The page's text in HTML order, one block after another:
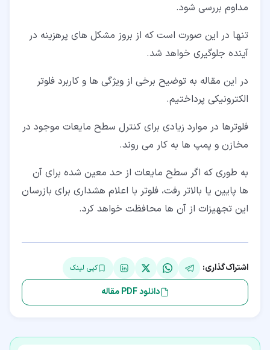
مداوم بررسی شود.
تنها در این صورت است که از بروز مشکل های پرهزینه در
آینده جلوگیری خواهد شد.
در این مقاله به توضیح برخی از ویژگی ها و کاربرد فلوتر
الکترونیکی پرداختیم.
فلوترها در موارد زیادی برای کنترل سطح مایعات موجود در
مخازن و پمپ ها به کار می روند.
به طوری که اگر سطح مایعات از حد معین شده برای آن
ها پایین یا بالاتر رفت، فلوتر با اعلام هشداری برای بازرسان
این تجهیزات از آن ها محافظت خواهد کرد.
اشتراک‌گذاری: کپی لینک
دانلود PDF مقاله